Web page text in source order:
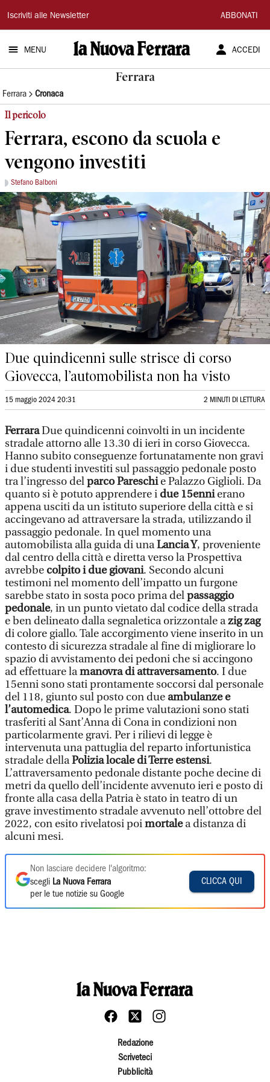
La
Nuova
Ferrara
Iscriviti alle Newsletter ABBONATI
MENU ACCEDI
Ferrara
Ferrara Cronaca
Il pericolo
Ferrara, escono da scuola e
vengono investiti
Stefano Balboni
Due quindicenni sulle strisce di corso
Giovecca, l’automobilista non ha visto
15 maggio 2024 20:31 2 MINUTI DI LETTURA
FerraraDue quindicenni coinvolti in un incidente
stradale attorno alle 13.30 di ieri in corso Giovecca.
Hanno subito conseguenze fortunatamente non gravi
i due studenti investiti sul passaggio pedonale posto
tra l’ingresso delparco Pareschie Palazzo Giglioli. Da
quanto si è potuto apprendere i due 15ennierano
appena usciti da un istituto superiore della città e si
accingevano ad attraversare la strada, utilizzando il
passaggio pedonale. In quel momento una
automobilista alla guida di unaLancia Y, proveniente
dal centro della città e diretta verso la Prospettiva
avrebbe colpito i due giovani. Secondo alcuni
testimoni nel momento dell’impatto un furgone
sarebbe stato in sosta poco prima delpassaggio
pedonale, in un punto vietato dal codice della strada
e ben delineato dalla segnaletica orizzontale azig zag
di colore giallo. Tale accorgimento viene inserito in un
contesto di sicurezza stradale al fine di migliorare lo
spazio di avvistamento dei pedoni che si accingono
ad effettuare lamanovra di attraversamento. I due
15enni sono stati prontamente soccorsi dal personale
del 118, giunto sul posto con due ambulanze e
l’automedica. Dopo le prime valutazioni sono stati
trasferiti al Sant’Anna di Cona in condizioni non
particolarmente gravi. Per i rilievi di legge è
intervenuta una pattuglia del reparto infortunistica
stradale dellaPolizia locale di Terre estensi.
L’attraversamento pedonale distante poche decine di
metri da quello dell’incidente avvenuto ieri e posto di
fronte alla casa della Patria è stato in teatro di un
grave investimento stradale avvenuto nell’ottobre del
2022, con esito rivelatosi poimortalea distanza di
alcuni mesi.
Non lasciare decidere l'algoritmo:
scegli La Nuova Ferrara
per le tue notizie su Google
CLICCA QUI
Redazione
Scriveteci
Pubblicità